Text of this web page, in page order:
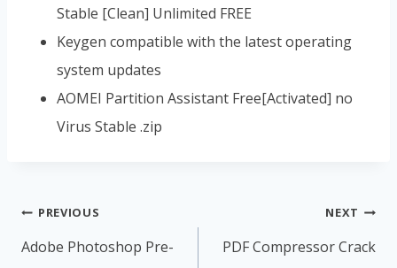
Stable [Clean] Unlimited FREE
Keygen compatible with the latest operating
system updates
AOMEI Partition Assistant Free[Activated] no
Virus Stable .zip
PREVIOUS
Adobe Photoshop Pre-
NEXT
PDF Compressor Crack